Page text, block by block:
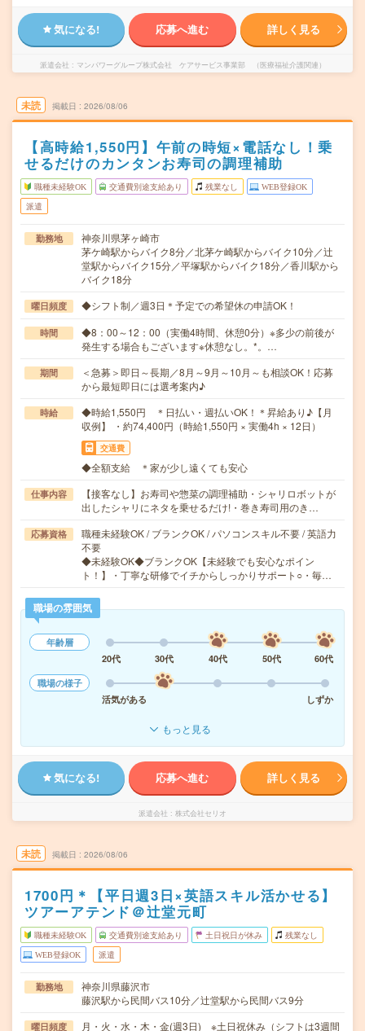
気になる! 応募へ進む 詳しく見る
派遣会社 マンパワーグループ株式会社 ケアサービス事業部 （医療福祉介護関連）
未読 掲載日 2026/08/06
【高時給1,550円】午前の時短×電話なし！乗
せるだけのカンタンお寿司の調理補助
職種未経験OK 交通費別途支給あり 残業なし WEB登録OK
派遣
勤務地
神奈川県茅ヶ崎市
茅ケ崎駅からバイク8分／北茅ケ崎駅からバイク10分／辻
堂駅からバイク15分／平塚駅からバイク18分／香川駅から
バイク18分
曜日頻度 ◆シフト制／週3日＊予定での希望休の申請OK！
時間
◆8：00～12：00（実働4時間、休憩0分）※多少の前後が
発生する場合もございます※休憩なし。*。…
期間
＜急募＞即日～長期／8月～9月～10月～も相談OK！応募
から最短即日には選考案内♪
時給
◆時給1,550円 ＊日払い・週払いOK！＊昇給あり♪【月
収例】 ・約74,400円（時給1,550円 × 実働4h × 12日）
交通費
◆全額支給 ＊家が少し遠くても安心
仕事内容
【接客なし】お寿司や惣菜の調理補助・シャリロボットが
出したシャリにネタを乗せるだけ!・巻き寿司用のき…
応募資格
職種未経験OK / ブランクOK / パソコンスキル不要 / 英語力
不要
◆未経験OK◆ブランクOK【未経験でも安心なポイン
ト！】・丁寧な研修でイチからしっかりサポート○・毎…
職場の雰囲気
年齢層
20代
30代 40代 50代
60代
職場の様子
活気がある
しずか
もっと見る
気になる! 応募へ進む 詳しく見る
派遣会社 株式会社セリオ
未読 掲載日 2026/08/06
1700円＊【平日週3日×英語スキル活かせる】
ツアーアテンド＠辻堂元町
職種未経験OK 交通費別途支給あり 土日祝日が休み 残業なし
WEB登録OK 派遣
勤務地
神奈川県藤沢市
藤沢駅から民間バス10分／辻堂駅から民間バス9分
曜日頻度 月・火・水・木・金(週3日) ※土日祝休み（シフトは3週間